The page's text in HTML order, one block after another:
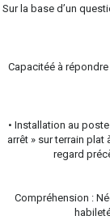
Sur la base d’un
Capacitéé à
• Installation au
arrêt » sur terrain
regard
Compréhension :